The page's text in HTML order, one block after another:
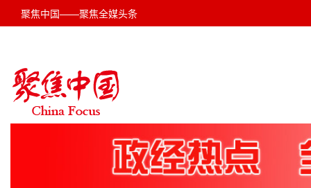
聚焦中国——聚焦全媒头条